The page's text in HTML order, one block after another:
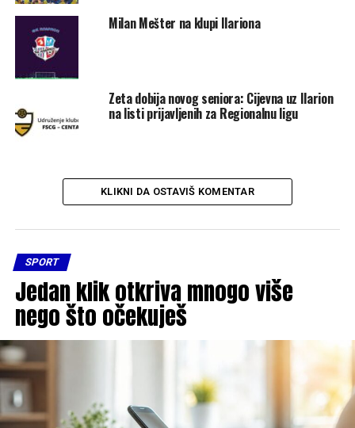
Milan Mešter na klupi Ilariona
Zeta dobija novog seniora: Cijevna uz Ilarion
na listi prijavljenih za Regionalnu ligu
KLIKNI DA OSTAVIŠ KOMENTAR
SPORT
Jedan klik otkriva mnogo više
nego što očekuješ